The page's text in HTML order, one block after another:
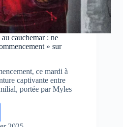
cauchemar : ne
» sur
ce mardi à
captivante entre
portée par Myles